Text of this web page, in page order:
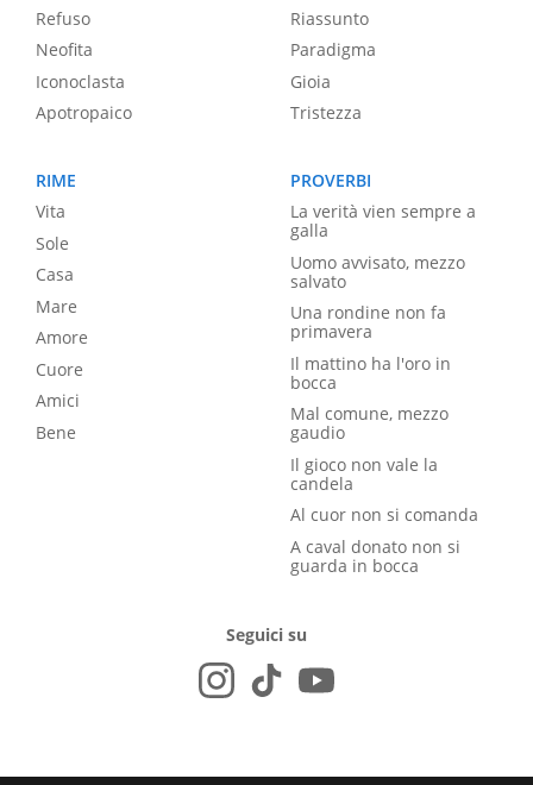
Refuso
Neofita
Iconoclasta
Apotropaico
Riassunto
Paradigma
Gioia
Tristezza
RIME
Vita
Sole
Casa
Mare
Amore
Cuore
Amici
Bene
PROVERBI
La verità vien sempre a
galla
Uomo avvisato, mezzo
salvato
Una rondine non fa
primavera
Il mattino ha l'oro in
bocca
Mal comune, mezzo
gaudio
Il gioco non vale la
candela
Al cuor non si comanda
A caval donato non si
guarda in bocca
Seguici su